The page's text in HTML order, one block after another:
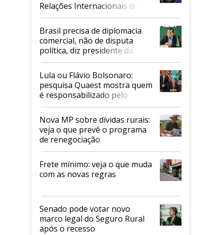
Relações Internacionais do
Mapa
Brasil precisa de diplomacia
comercial, não de disputa
política, diz presidente da
Faesp
Lula ou Flávio Bolsonaro:
pesquisa Quaest mostra quem
é responsabilizado pelo
tarifaço dos EUA
Nova MP sobre dívidas rurais:
veja o que prevê o programa
de renegociação
Frete mínimo: veja o que muda
com as novas regras
Senado pode votar novo
marco legal do Seguro Rural
após o recesso